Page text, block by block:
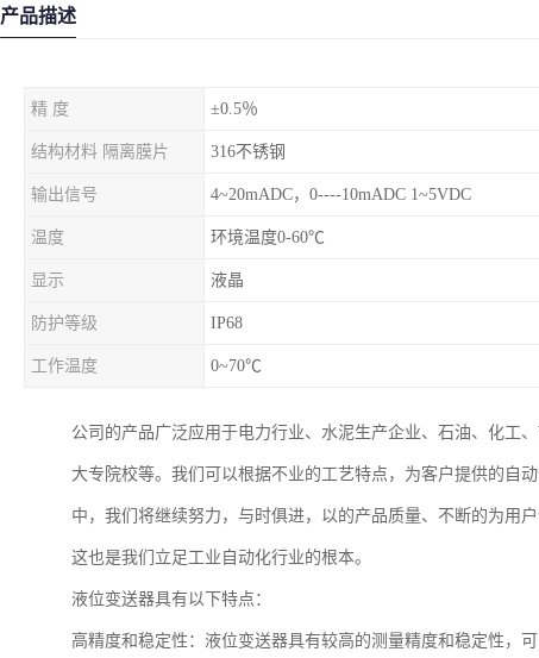
产品描述
精 度 ±0.5％
结构材料 隔离膜片 316不锈钢
输出信号 4~20mADC，0----10mADC 1~5VDC
温度 环境温度0-60℃
显示 液晶
防护等级 IP68
工作温度 0~70℃
公司的产品广泛应用于电力行业、水泥生产企业、石油、化工
大专院校等。我们可以根据不业的工艺特点，为客户提供的自
中，我们将继续努力，与时俱进，以的产品质量、不断的为用
这也是我们立足工业自动化行业的根本。
液位变送器具有以下特点：
高精度和稳定性：液位变送器具有较高的测量精度和稳定性，